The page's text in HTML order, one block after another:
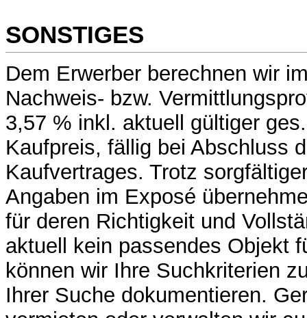
SONSTIGES
Dem Erwerber berechnen wir
Nachweis- bzw.
3,57 % inkl. aktuell gültiger
Kaufpreis, fällig bei Abschluss
Kaufvertrages. Trotz
Angaben im Exposé
für deren Richtigkeit und
aktuell kein passendes Objekt
können wir Ihre Suchkriterien
Ihrer Suche dokumentieren.